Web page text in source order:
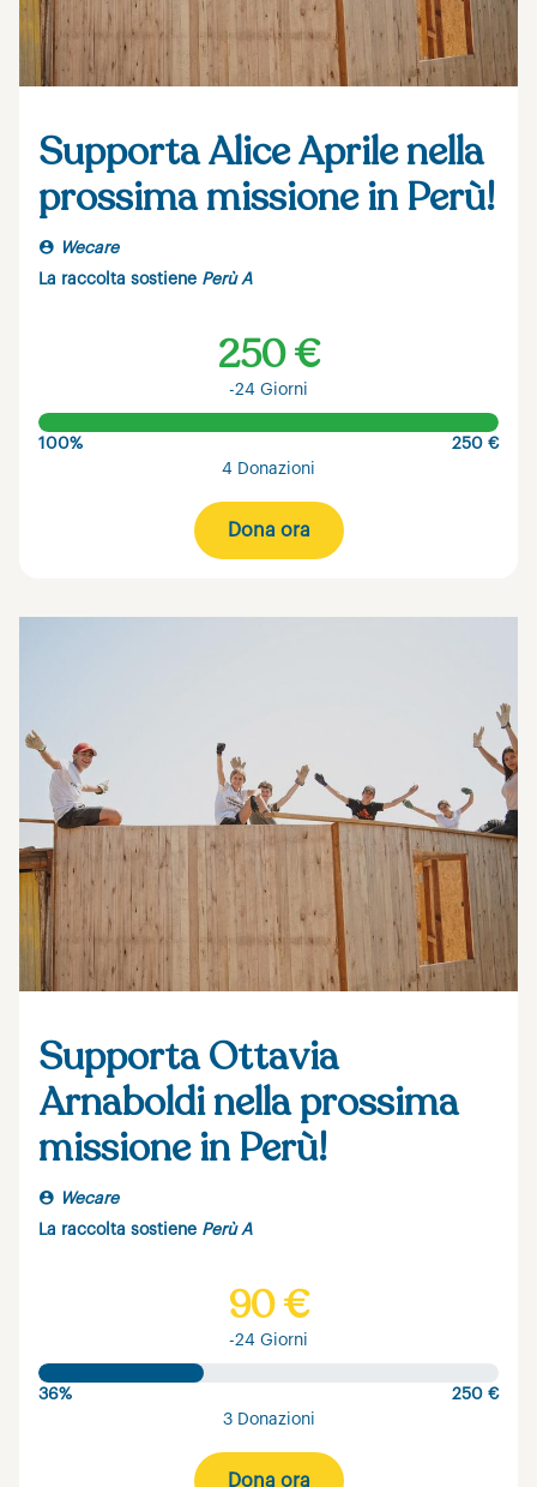
Supporta Alice Aprile nella
prossima missione in Perù!
Wecare
La raccolta sostiene Perù A
250 €
-24 Giorni
100%
250 €
4 Donazioni
Dona ora
Supporta Ottavia
Arnaboldi nella prossima
missione in Perù!
Wecare
La raccolta sostiene Perù A
90 €
-24 Giorni
36%
250 €
3 Donazioni
Dona ora